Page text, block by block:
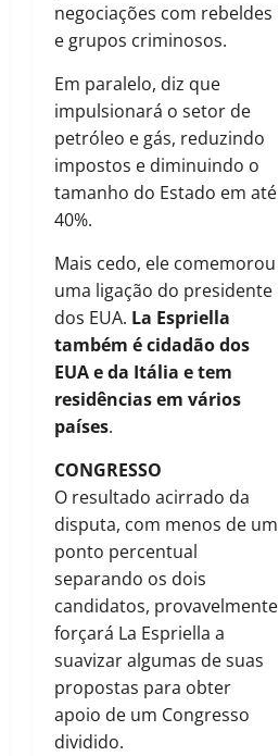
negociações com rebeldes
e grupos criminosos.
Em paralelo, diz que
impulsionará o setor de
petróleo e gás, reduzindo
impostos e diminuindo o
tamanho do Estado em até
40%.
Mais cedo, ele comemorou
uma ligação do presidente
dos EUA. La Espriella
também é cidadão dos
EUA e da Itália e tem
residências em vários
países.
CONGRESSO
O resultado acirrado da
disputa, com menos de um
ponto percentual
separando os dois
candidatos, provavelmente
forçará La Espriella a
suavizar algumas de suas
propostas para obter
apoio de um Congresso
dividido.